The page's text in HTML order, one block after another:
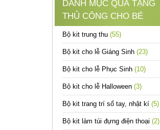
DANH MỤC QUÀ TẶNG
THỦ CÔNG CHO BÉ
Bộ kit trung thu (55)
Bộ kit cho lễ Giáng Sinh (23)
Bộ kit cho lễ Phục Sinh (10)
Bộ kit cho lễ Halloween (3)
Bộ kit trang trí sổ tay, nhật kí (5)
Bộ kit làm túi đựng điện thoại (2)